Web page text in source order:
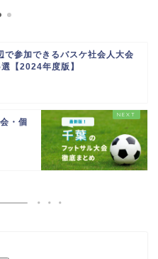
で参加できるバスケ社会人大会
【2024年度版】
・個